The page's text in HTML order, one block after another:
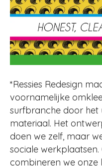
*Ressies Redesign
voornamelijke
surfbranche door
materiaal. Het
doen we zelf, maar
sociale
combineren we onze